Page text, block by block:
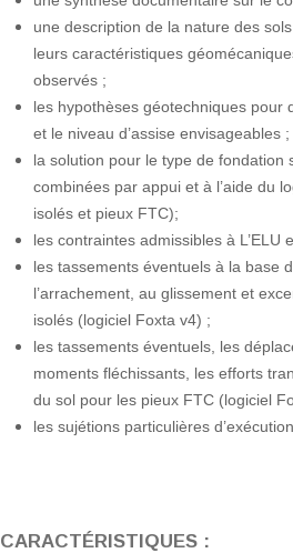
une description de la nature des
leurs caractéristiques
observés ;
les hypothèses géotechniques pour
et le niveau d’assise envisageables ;
la solution pour le type de fondation
combinées par appui et à l’aide du
isolés et pieux FTC);
les contraintes admissibles à L’ELU
les tassements éventuels à la base
l’arrachement, au glissement et
isolés (logiciel Foxta v4) ;
les tassements éventuels, les
moments fléchissants, les efforts
du sol pour les pieux FTC (logiciel
les sujétions particulières
CARACTÉRISTIQUES :